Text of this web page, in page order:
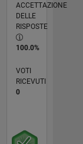
ACCETTAZIONE
DELLE
RISPOSTE
100.0%
VOTI
RICEVUTI
0